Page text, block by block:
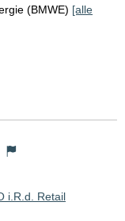
(BMWE) [alle
i.R.d. Retail